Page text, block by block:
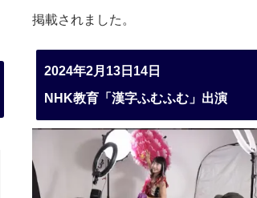
掲載されました。
2024年2月13日14日
NHK教育「漢字ふむふむ」出演